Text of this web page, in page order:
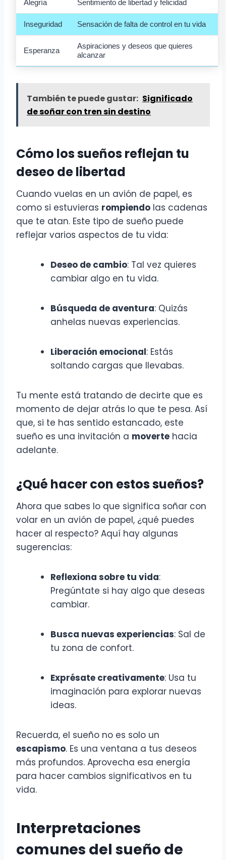
Alegría Sentimiento de libertad y felicidad
Inseguridad Sensación de falta de control en tu vida
Esperanza
Aspiraciones y deseos que quieres
alcanzar
También te puede gustar: Significado
de soñar con tren sin destino
Cómo los sueños reflejan tu
deseo de libertad
Cuando vuelas en un avión de papel, es
como si estuvieras rompiendo las cadenas
que te atan. Este tipo de sueño puede
reflejar varios aspectos de tu vida:
Deseo de cambio: Tal vez quieres
cambiar algo en tu vida.
Búsqueda de aventura: Quizás
anhelas nuevas experiencias.
Liberación emocional: Estás
soltando cargas que llevabas.
Tu mente está tratando de decirte que es
momento de dejar atrás lo que te pesa. Así
que, si te has sentido estancado, este
sueño es una invitación a moverte hacia
adelante.
¿Qué hacer con estos sueños?
Ahora que sabes lo que significa soñar con
volar en un avión de papel, ¿qué puedes
hacer al respecto? Aquí hay algunas
sugerencias:
Reflexiona sobre tu vida:
Pregúntate si hay algo que deseas
cambiar.
Busca nuevas experiencias: Sal de
tu zona de confort.
Exprésate creativamente: Usa tu
imaginación para explorar nuevas
ideas.
Recuerda, el sueño no es solo un
escapismo. Es una ventana a tus deseos
más profundos. Aprovecha esa energía
para hacer cambios significativos en tu
vida.
Interpretaciones
comunes del sueño de